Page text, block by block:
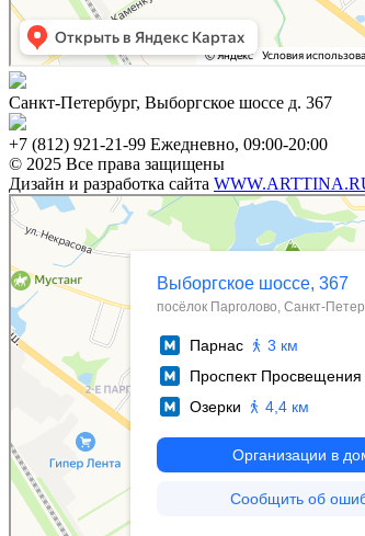
Санкт-Петербург, Выборгское шоссе д. 367
+7 (812) 921-21-99 Ежедневно, 09:00-20:00
© 2025 Все права защищены
Дизайн и разработка сайта